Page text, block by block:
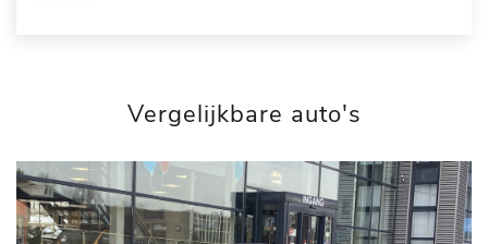
Vergelijkbare auto's